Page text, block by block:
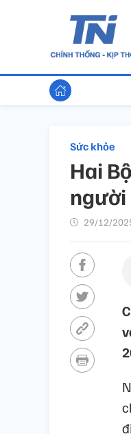
Sức khỏe
Hai
người
29/12/